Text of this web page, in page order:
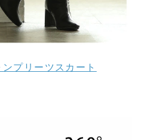
プリーツスカート